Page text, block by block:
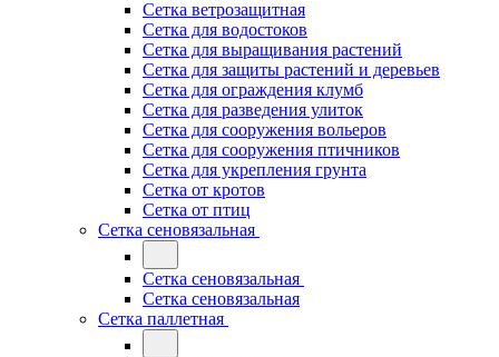
Сетка ветрозащитная
Сетка для водостоков
Сетка для выращивания растений
Сетка для защиты растений и деревьев
Сетка для ограждения клумб
Сетка для разведения улиток
Сетка для сооружения вольеров
Сетка для сооружения птичников
Сетка для укрепления грунта
Сетка от кротов
Сетка от птиц
Сетка сеновязальная
Сетка сеновязальная
Сетка сеновязальная
Сетка паллетная